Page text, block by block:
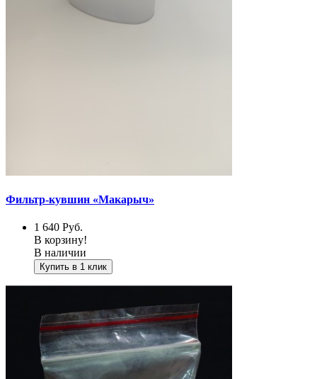
Фильтр-кувшин «Макарыч»
1 640 Руб.
В корзину!
В наличии
Купить в 1 клик